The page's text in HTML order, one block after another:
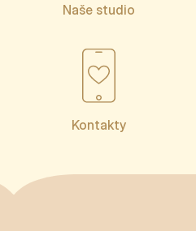
Naše studio
Kontakty